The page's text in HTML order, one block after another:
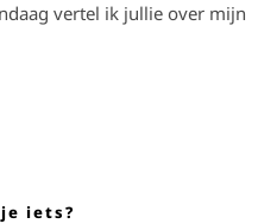
vertel ik jullie over mijn
iets?